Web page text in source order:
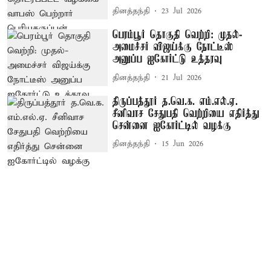
தினத்தந்தி 23 Jul 2026
பெரம்பூர் தொகுதி வெற்றி: முதல்-
அமைச்சர் விஜய்க்கு நோட்டீஸ்
அனுப்ப ஐகோர்ட்டு உத்தரவு
தினத்தந்தி 21 Jul 2026
திருப்பத்தூர் த.வெ.க. எம்.எல்.ஏ.
சீனிவாச சேதுபதி வெற்றியை எதிர்த்து
சென்னை ஐகோர்ட்டில் வழக்கு
தினத்தந்தி 15 Jun 2026